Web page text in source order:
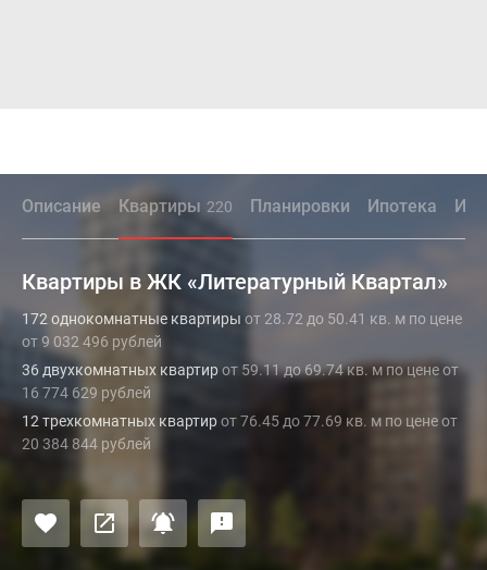
Описание Квартиры 220 Планировки Ипотека
Квартиры в ЖК «Литературный Квартал»
172 однокомнатные квартиры от 28.72 до 50.41 кв. м по цене
от 9 032 496 рублей
36 двухкомнатных квартирот 59.11 до 69.74 кв. м по цене от
16 774 629 рублей
12 трехкомнатных квартирот 76.45 до 77.69 кв. м по цене от
20 384 844 рублей